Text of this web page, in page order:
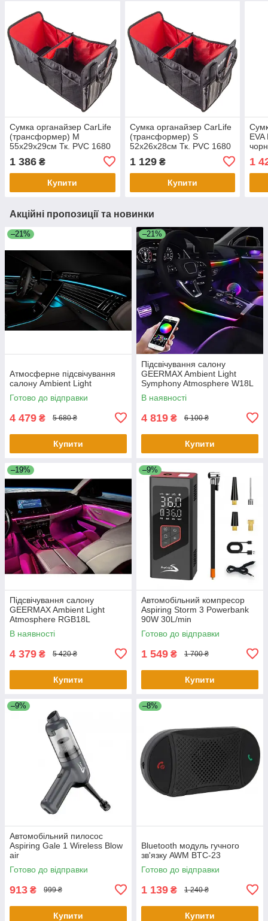
Сумка органайзер CarLife
(трансформер) M
55х29х29см Тк. PVC 1680
1 386 ₴
Купити
Сумка органайзер CarLife
(трансформер) S
52х26х28см Тк. PVC 1680
1 129₴
Купити
EVA
1
Акційні пропозиції та новинки
–21%
Атмосферне підсвічування
салону Ambient Light
Готово до відправки
4 479 ₴ 5 680 ₴
Купити
–21%
Підсвічування салону
GEERMAX Ambient Light
Symphony Atmosphere W18L
В наявності
4 819 ₴ 6 100 ₴
Купити
–19%
Підсвічування салону
GEERMAX Ambient Light
Atmosphere RGB18L
В наявності
4 379 ₴ 5 420 ₴
Купити
–9%
Автомобільний компресор
Aspiring Storm 3 Powerbank
90W 30L/min
Готово до відправки
1 549 ₴ 1 700 ₴
Купити
–9%
Автомобільний пилосос
Aspiring Gale 1 Wireless Blow
air
Готово до відправки
913 ₴ 999 ₴
Купити
–8%
Bluetooth модуль гучного
зв'язку AWM BTC-23
Готово до відправки
1 139 ₴ 1 240 ₴
Купити